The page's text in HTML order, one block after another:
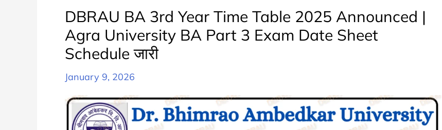
Table
2025
जारी
|
University
BA
Part
DBRAU BA 3rd Year Time Table 2025 Announced |
Agra University BA Part 3 Exam Date Sheet
Schedule जारी
January 9, 2026